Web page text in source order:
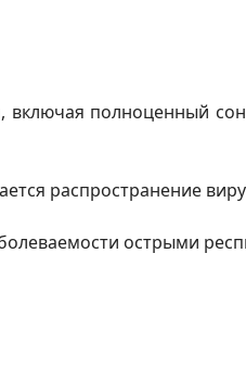
полноценный
распространение
острыми